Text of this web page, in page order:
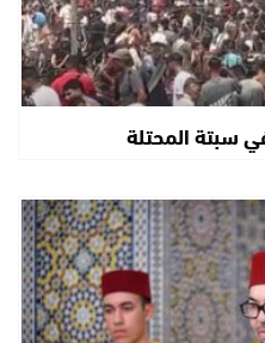
سبتة المحتلة